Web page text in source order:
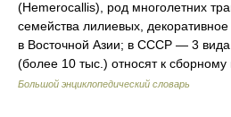
(Hemerocallis), род многолетних
семейства лилиевых,
в Восточной Азии; в СССР — 3
(более 10 тыс.) относят к
Большой энциклопедический словарь